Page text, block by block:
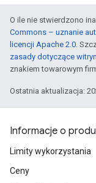
O ile nie stwierdzono
Commons – uznanie
licencji Apache 2.0.
zasady dotyczące
znakiem towarowym
Ostatnia aktualizacja:
Informacje o
Limity wykorzystania
Ceny